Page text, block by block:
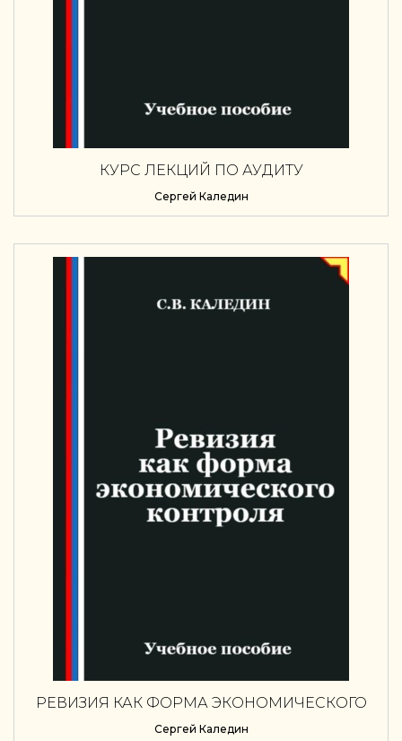
КУРС ЛЕКЦИЙ ПО АУДИТУ
Сергей Каледин
РЕВИЗИЯ КАК ФОРМА ЭКОНОМИЧЕСКОГО
КОНТРОЛЯ
Сергей Каледин